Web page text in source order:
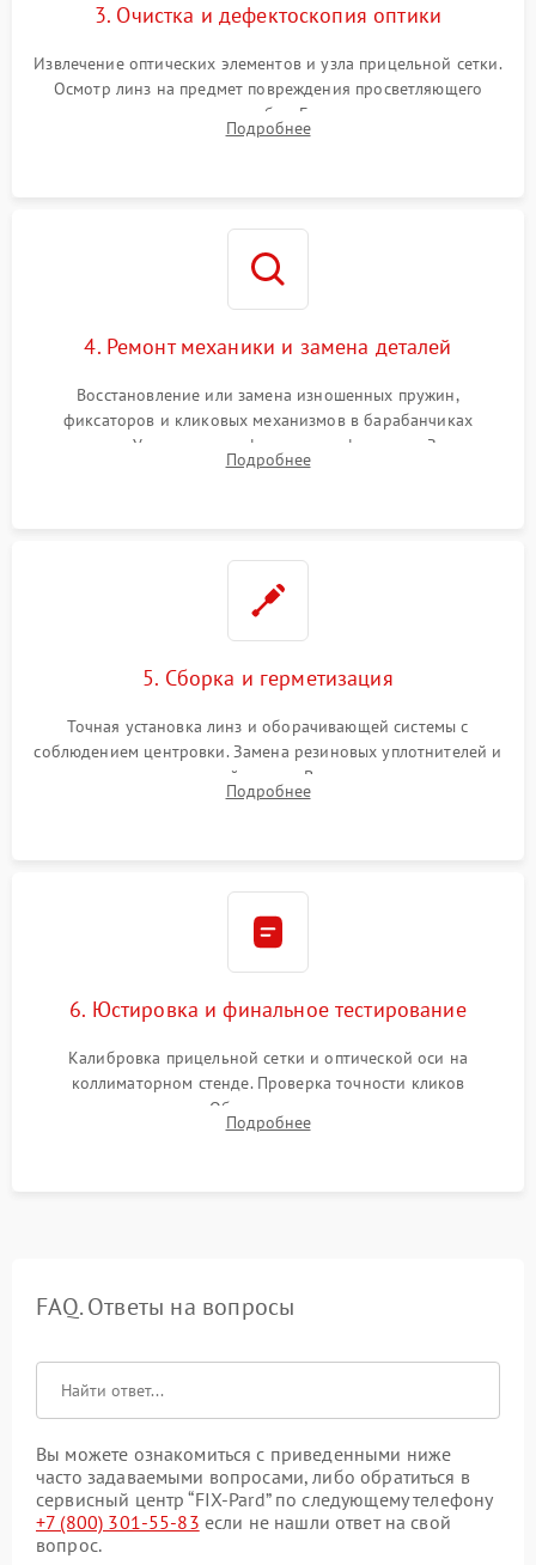
3. Очистка и дефектоскопия оптики
Извлечение оптических элементов и узла прицельной сетки.
Осмотр линз на предмет повреждения просветляющего
покрытия или появления грибка. Бережная очистка стекол
спецрастворами. Проверка целостности гравированной
Подробнее
4. Ремонт механики и замена деталей
Восстановление или замена изношенных пружин,
фиксаторов и кликовых механизмов в барабанчиках
поправок. Устранение люфтов в трансфокаторе. Замена
поврежденных линз, разбитой сетки или восстановление
Подробнее
5. Сборка и герметизация
Точная установка линз и оборачивающей системы с
соблюдением центровки. Замена резиновых уплотнителей и
нанесение влагозащитной смазки. Вакуумирование корпуса
и заполнение его осушенным азотом или аргоном для
Подробнее
6. Юстировка и финальное тестирование
Калибровка прицельной сетки и оптической оси на
коллиматорном стенде. Проверка точности кликов
механизма поправок. Обязательное испытание прицела на
ударном стенде для проверки устойчивости к отдаче и
Подробнее
FAQ. Ответы на вопросы
Вы можете ознакомиться с приведенными ниже
часто задаваемыми вопросами, либо обратиться в
сервисный центр “FIX-Pard” по следующему телефону
+7 (800) 301-55-83 если не нашли ответ на свой
вопрос.